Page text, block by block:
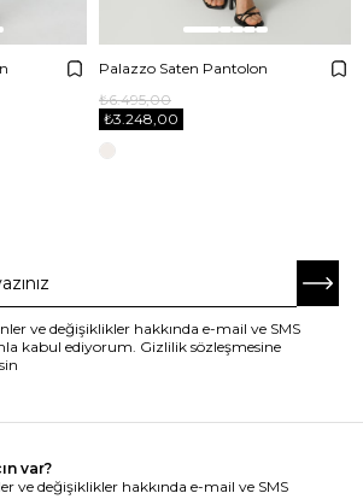
Palazzo Saten Pantolon
₺3.248,00
₺6.495,00
ve değişiklikler hakkında e-mail ve SMS
kabul ediyorum. Gizlilik sözleşmesine
var?
ve değişiklikler hakkında e-mail ve SMS